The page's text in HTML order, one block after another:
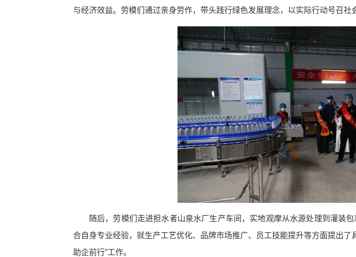
与经济效益。劳模们通过亲身劳作，带头践行绿色发展理念，以实际行动号召社
随后，劳模们走进担水者山泉水厂生产车间，实地观摩从水源处理到灌装
合自身专业经验，就生产工艺优化、品牌市场推广、员工技能提升等方面提出
助企前行”工作。